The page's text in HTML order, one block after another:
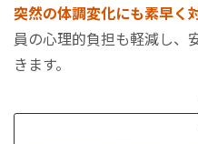
突然の体調変化にも素早く
員の心理的負担も軽減し、
きます。